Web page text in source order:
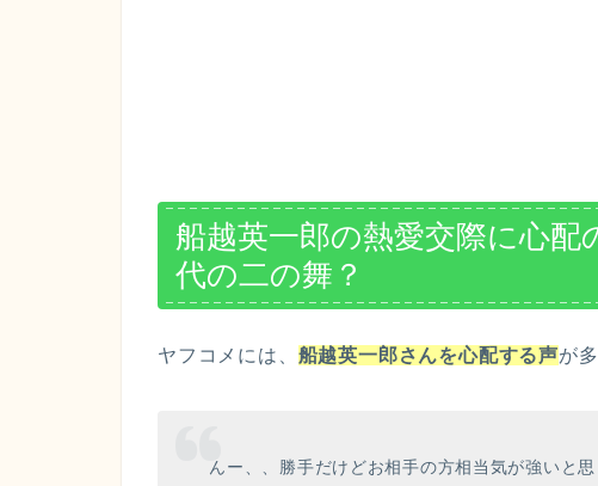
船越英一郎の熱愛交際に心配
代の二の舞？
ヤフコメには、 船越英一郎さんを心配する声が
んー、、勝手だけどお相手の方相当気が強いと